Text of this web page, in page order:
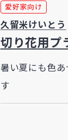
愛好家向け
久留米けいとう
切り花用プ
暑い夏にも色
す